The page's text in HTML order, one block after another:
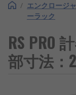
/ エンクロージ
ーラック
RS PRO
部寸法：